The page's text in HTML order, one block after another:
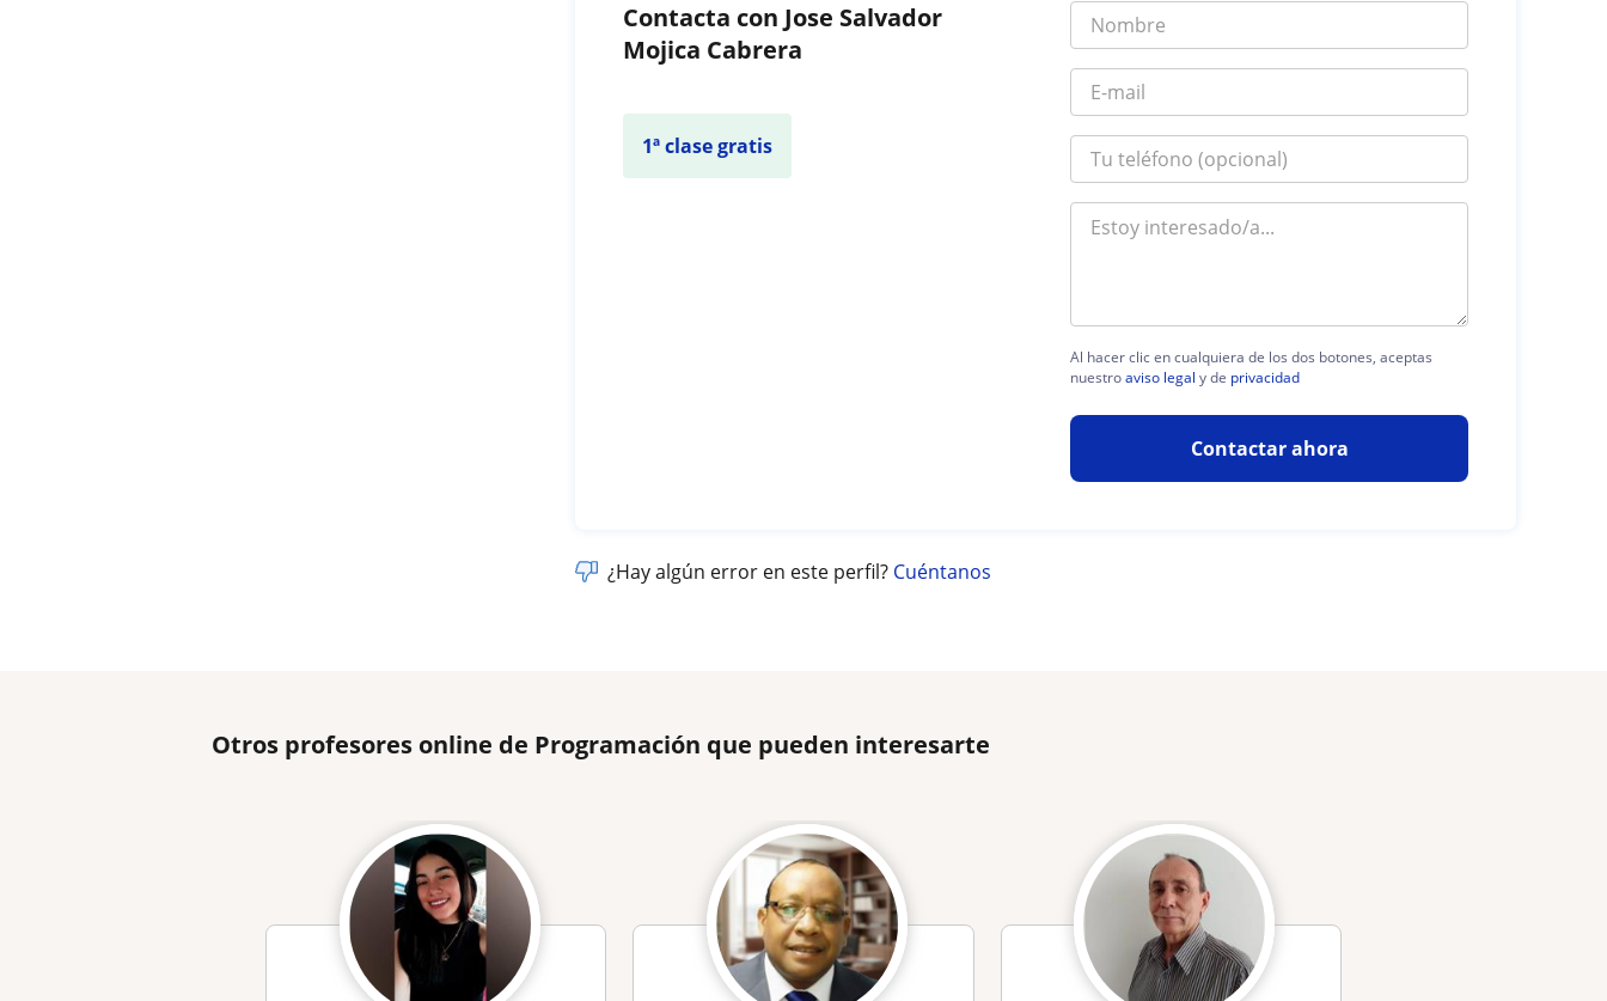
Contacta con Jose Salvador
Mojica Cabrera
1ª clase gratis
Al hacer clic en cualquiera de los dos botones, aceptas
nuestroaviso legal y de privacidad
Contactar ahora
¿Hay algún error en este perfil? Cuéntanos
Otros profesores online de Programación que pueden interesarte